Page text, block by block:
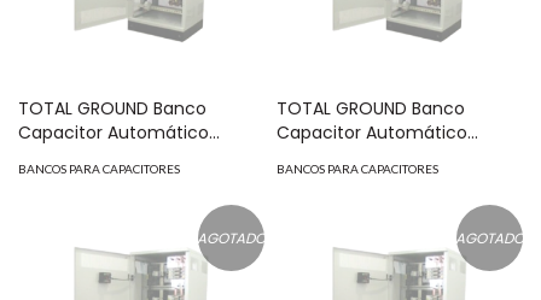
TOTAL GROUND Banco
Capacitor Automático
KVAR MOD: CAI-150-240
BANCOS PARA CAPACITORES
TOTAL GROUND Banco
Capacitor Automático
KVAR MOD: CAI-150-480
BANCOS PARA CAPACITORES
AGOTADO AGOTADO